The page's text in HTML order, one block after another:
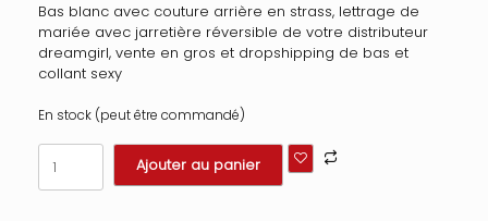
Bas blanc avec couture arrière en strass, lettrage de
mariée avec jarretière réversible de votre distributeur
dreamgirl, vente en gros et dropshipping de bas et
collant sexy
En stock (peut être commandé)
quantité
de
Bas
Ajouter au panier